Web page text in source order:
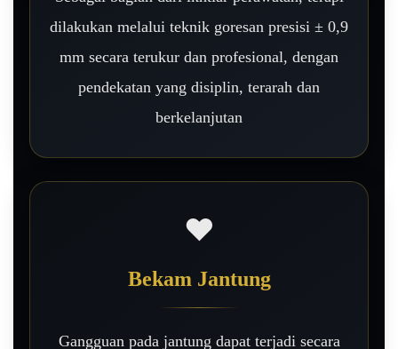
dilakukan melalui teknik goresan presisi ± 0,9
mm secara terukur dan profesional, dengan
pendekatan yang disiplin, terarah dan
berkelanjutan
❤️
Bekam Jantung
Gangguan pada jantung dapat terjadi secara